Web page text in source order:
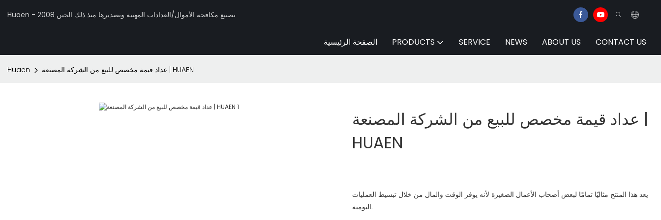
Huaen - تصنيع مكافحة الأموال/العدادات المهنية وتصديرها منذ ذلك الحين 2008
الصفحة الرئيسية PRODUCTS SERVICE NEWS ABOUT US CONTACT US
Huaen عداد قيمة مخصص للبيع من الشركة المصنعة | HUAEN
عداد قيمة مخصص للبيع من الشركة المصنعة |
HUAEN
يعد هذا المنتج مثاليًا تمامًا لبعض أصحاب الأعمال الصغيرة لأنه يوفر الوقت والمال من خلال تبسيط العمليات
اليومية.